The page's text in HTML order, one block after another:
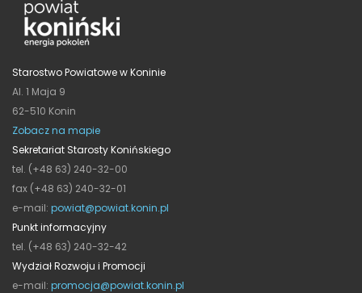
Starostwo Powiatowe w Koninie
Al. 1 Maja 9
62-510 Konin
Zobacz na mapie
Sekretariat Starosty Konińskiego
tel. (+48 63) 240-32-00
fax (+48 63) 240-32-01
e-mail: powiat@powiat.konin.pl
Punkt informacyjny
tel. (+48 63) 240-32-42
Wydział Rozwoju i Promocji
e-mail: promocja@powiat.konin.pl